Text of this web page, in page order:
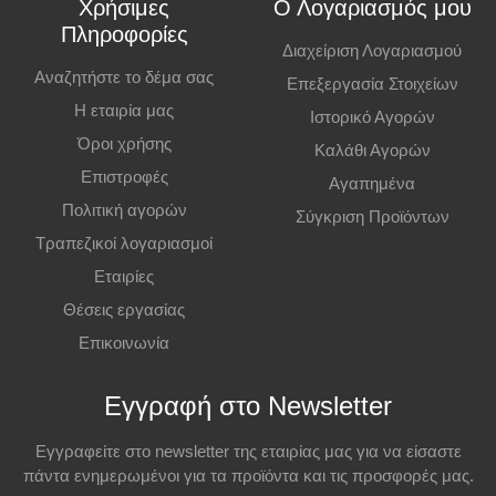
διαφορετικά η παραγγελία ακυρώνεται.
Επιπλέον Πληροφορίες
Οι τιμές ισχύουν και για αγορές από το φυσικό κατάστημα.
Χρήσιμες
Πληροφορίες
Αναζητήστε το δέμα σας
Η εταιρία μας
Όροι χρήσης
Επιστροφές
Πολιτική αγορών
Τραπεζικοί λογαριασμοί
Εταιρίες
Θέσεις εργασίας
Επικοινωνία
Ο Λογαριασμός μου
Διαχείριση Λογαριασμού
Επεξεργασία Στοιχείων
Ιστορικό Αγορών
Καλάθι Αγορών
Αγαπημένα
Σύγκριση Προϊόντων
Εγγραφή στο Newsletter
Εγγραφείτε στο newsletter της εταιρίας μας για να είσαστε
πάντα ενημερωμένοι για τα προϊόντα και τις προσφορές μας.